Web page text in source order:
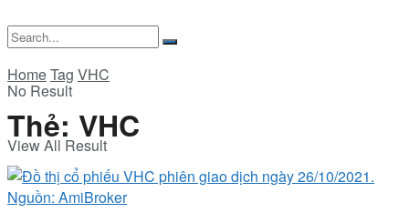
No Result
View All Result
HomeTag VHC
Thẻ: VHC